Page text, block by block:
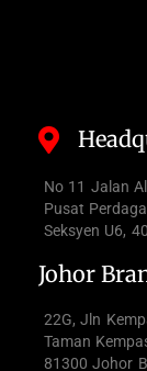
No 11 Jalan
Pusat
Seksyen U6,
Johor
22G, Jln
Taman
81300 Johor